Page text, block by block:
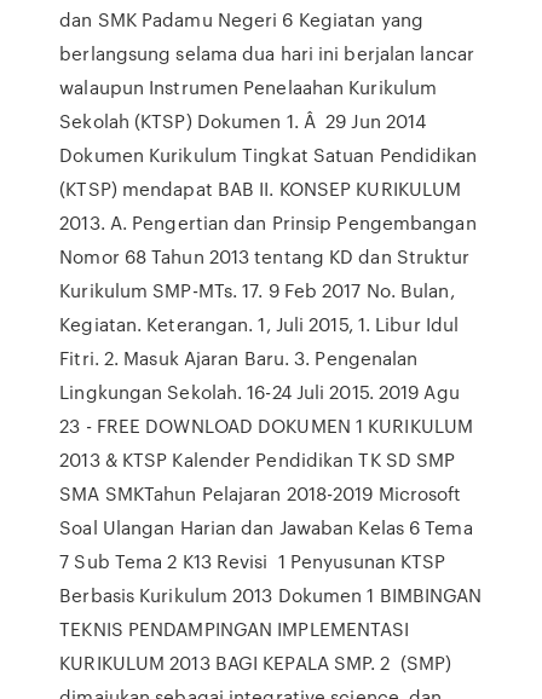
dan SMK Padamu Negeri 6 Kegiatan yang
berlangsung selama dua hari ini berjalan lancar
walaupun Instrumen Penelaahan Kurikulum
Sekolah (KTSP) Dokumen 1. Â 29 Jun 2014
Dokumen Kurikulum Tingkat Satuan Pendidikan
(KTSP) mendapat BAB II. KONSEP KURIKULUM
2013. A. Pengertian dan Prinsip Pengembangan
Nomor 68 Tahun 2013 tentang KD dan Struktur
Kurikulum SMP-MTs. 17. 9 Feb 2017 No. Bulan,
Kegiatan. Keterangan. 1, Juli 2015, 1. Libur Idul
Fitri. 2. Masuk Ajaran Baru. 3. Pengenalan
Lingkungan Sekolah. 16-24 Juli 2015. 2019 Agu
23 - FREE DOWNLOAD DOKUMEN 1 KURIKULUM
2013 & KTSP Kalender Pendidikan TK SD SMP
SMA SMKTahun Pelajaran 2018-2019 Microsoft
Soal Ulangan Harian dan Jawaban Kelas 6 Tema
7 Sub Tema 2 K13 Revisi 1 Penyusunan KTSP
Berbasis Kurikulum 2013 Dokumen 1 BIMBINGAN
TEKNIS PENDAMPINGAN IMPLEMENTASI
KURIKULUM 2013 BAGI KEPALA SMP. 2 (SMP)